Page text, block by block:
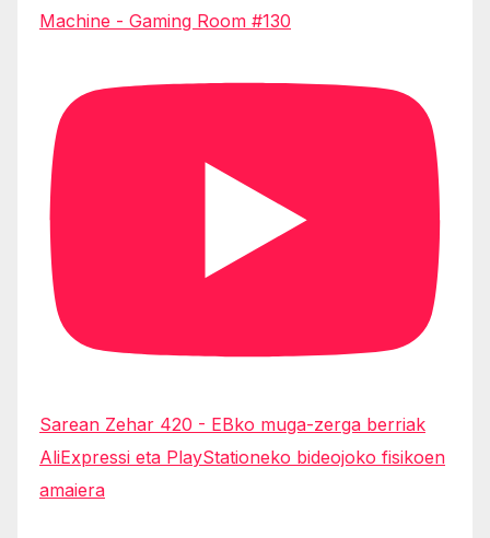
Machine - Gaming Room #130
Sarean Zehar 420 - EBko muga-zerga berriak
AliExpressi eta PlayStationeko bideojoko fisikoen
amaiera